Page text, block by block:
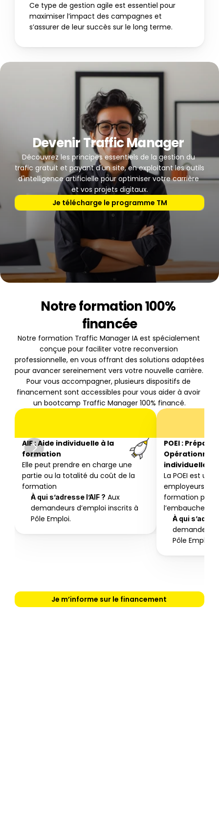
Ce type de gestion agile est essentiel pour
maximiser l’impact des campagnes et
s’assurer de leur succès sur le long terme.
Devenir Traffic Manager
Découvrez les principes essentiels de la gestion du
trafic gratuit et payant d'un site, en exploitant les outils
d'intelligence artificielle pour optimiser votre carrière
et vos projets digitaux.
Je télécharge le programme TM
Notre formation 100%
financée
Notre formation Traffic Manager IA est spécialement
conçue pour faciliter votre reconversion
professionnelle, en vous offrant des solutions adaptées
pour avancer sereinement vers votre nouvelle carrière.
Pour vous accompagner, plusieurs dispositifs de
financement sont accessibles pour vous aider à avoir
un bootcamp Traffic Manager 100% financé.
AIF : Aide individuelle à la
formation
Elle peut prendre en charge une
partie ou la totalité du coût de la
formation
À qui s’adresse l’AIF ? Aux
demandeurs d’emploi inscrits à
Pôle Emploi.
POEI :
individuelle
La POEI est
employeurs,
formation
l’embauche.
À qui
demandeurs
Pôle Emploi
Je m’informe sur le financement